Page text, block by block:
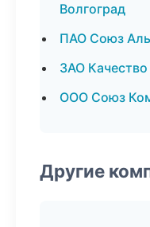
Волгоград
ПАО Союз
ЗАО
ООО Союз
Другие